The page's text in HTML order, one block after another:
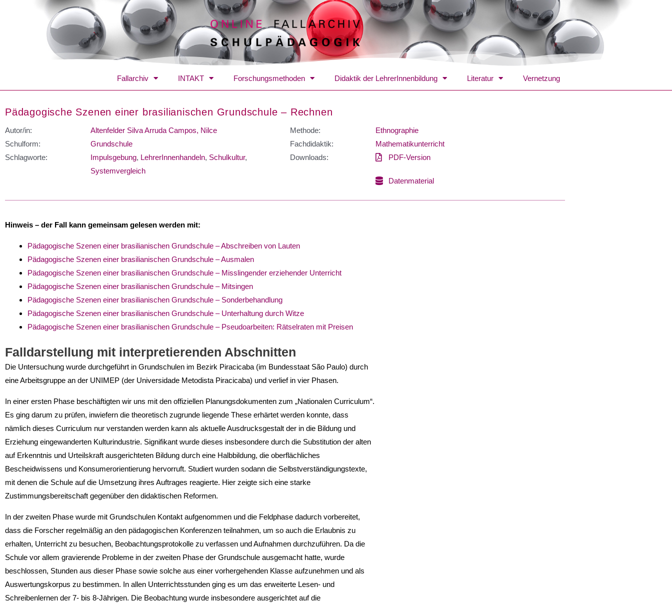
Fallarchiv INTAKT Forschungsmethoden Didaktik der LehrerInnenbildung Literatur Vernetzung
Pädagogische Szenen einer brasilianischen Grundschule – Rechnen
Autor/in:
Altenfelder Silva Arruda Campos, Nilce
Schulform:
Grundschule
Schlagworte:
Impulsgebung, LehrerInnenhandeln, Schulkultur,
Systemvergleich
Methode:
Ethnographie
Fachdidaktik:
Mathematikunterricht
Downloads:
PDF-Version
Datenmaterial
Hinweis – der Fall kann gemeinsam gelesen werden mit:
Pädagogische Szenen einer brasilianischen Grundschule – Abschreiben von Lauten
Pädagogische Szenen einer brasilianischen Grundschule – Ausmalen
Pädagogische Szenen einer brasilianischen Grundschule – Misslingender erziehender Unterricht
Pädagogische Szenen einer brasilianischen Grundschule – Mitsingen
Pädagogische Szenen einer brasilianischen Grundschule – Sonderbehandlung
Pädagogische Szenen einer brasilianischen Grundschule – Unterhaltung durch Witze
Pädagogische Szenen einer brasilianischen Grundschule – Pseudoarbeiten: Rätselraten mit Preisen
Falldarstellung mit interpretierenden Abschnitten
Die Untersuchung wurde durchgeführt in Grundschulen im Bezirk Piracicaba (im Bundesstaat São Paulo) durch
eine Arbeitsgruppe an der UNIMEP (der Universidade Metodista Piracicaba) und verlief in vier Phasen.
In einer ersten Phase beschäftigten wir uns mit den offiziellen Planungs­dokumenten zum „Nationalen Curriculum“.
Es ging darum zu prüfen, inwie­fern die theoretisch zugrunde liegende These erhärtet werden konnte, dass
nämlich dieses Curriculum nur verstanden werden kann als aktuelle Aus­drucksgestalt der in die Bildung und
Erziehung eingewanderten Kulturindust­rie. Signifikant wurde dieses insbesondere durch die Substitution der alten
auf Erkenntnis und Urteilskraft ausgerichteten Bildung durch eine Halbbil­dung, die oberflächliches
Bescheidwissens und Konsumerorientierung her­vorruft. Studiert wurden sodann die Selbstverständigungstexte,
mit denen die Schule auf die Umsetzung ihres Auftrages reagierte. Hier zeigte sich eine starke
Zustimmungsbereitschaft gegenüber den didaktischen Reformen.
In der zweiten Phase wurde mit Grundschulen Kontakt aufgenommen und die Feldphase dadurch vorbereitet,
dass die Forscher regelmäßig an den pädago­gischen Konferenzen teilnahmen, um so auch die Erlaubnis zu
erhalten, Unterricht zu besuchen, Beobachtungsprotokolle zu verfassen und Aufnahmen durchzuführen. Da die
Schule vor allem gravierende Probleme in der zweiten Phase der Grundschule ausgemacht hatte, wurde
beschlossen, Stunden aus dieser Phase sowie solche aus einer vorhergehenden Klasse aufzunehmen und als
Auswertungskorpus zu bestimmen. In allen Unterrichtsstunden ging es um das erweiterte Lesen- und
Schreibenlernen der 7- bis 8-Jährigen. Die Be­obachtung wurde insbesondere ausgerichtet auf die